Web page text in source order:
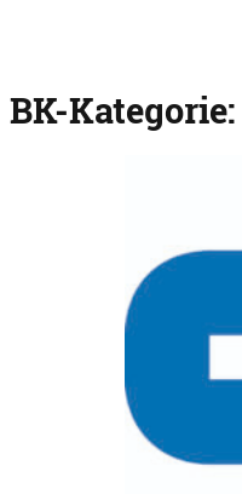
BK-Kategorie: